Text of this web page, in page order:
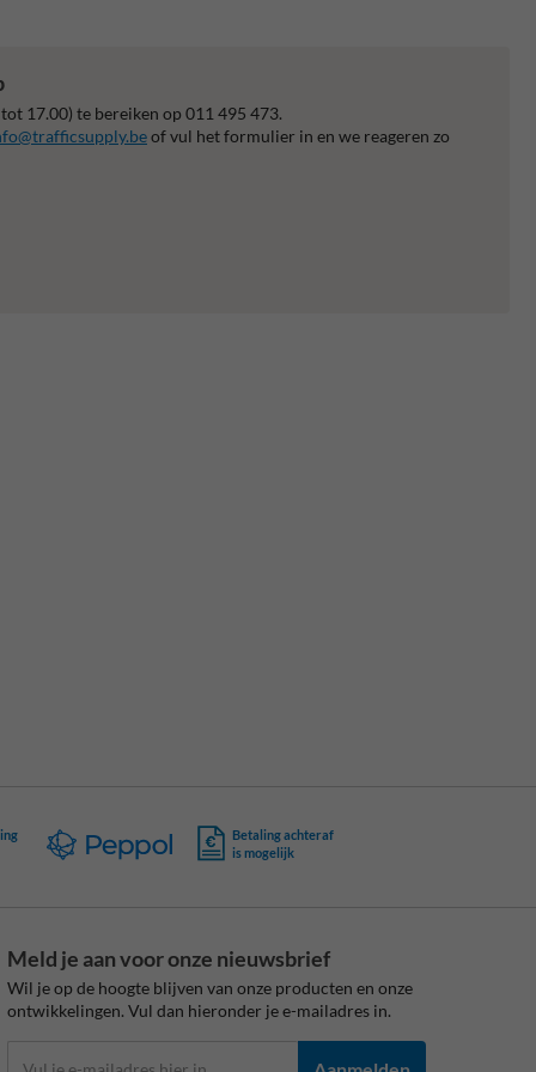
17.00) te bereiken op 011 495 473.
of vul het formulier in en we reageren zo
Betaling achteraf
is mogelijk
Meld je aan voor onze nieuwsbrief
Wil je op de hoogte blijven van onze producten en onze
ontwikkelingen. Vul dan hieronder je e-mailadres in.